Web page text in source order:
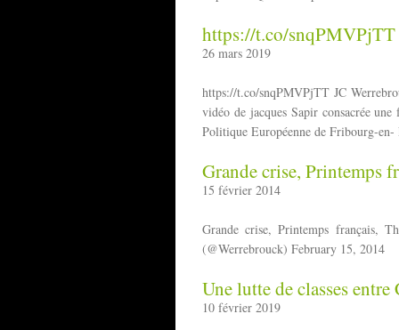
https://t.co/snqPMVPjTT
26 mars 2019
https://t.co/snqPMVPjTT JC
vidéo de jacques Sapir consacrée
Politique Européenne de Fribourg-
Grande crise, Printemps
15 février 2014
Grande crise, Printemps français,
(@Werrebrouck) February 15, 2014
Une lutte de classes entre
10 février 2019